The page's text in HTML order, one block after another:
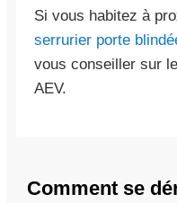
Si vous habitez à
serrurier porte
vous conseiller sur
AEV.
Comment se